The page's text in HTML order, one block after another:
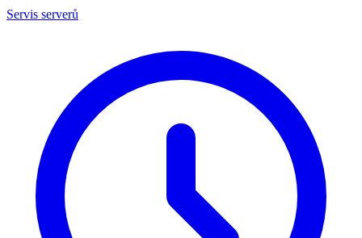
Servis serverů